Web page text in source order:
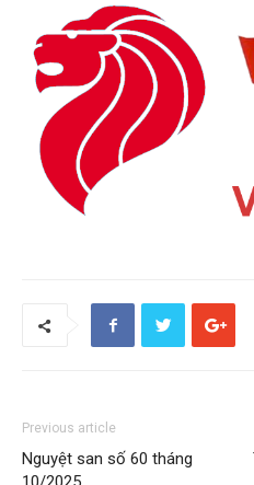
Previous article
Nguyệt san số 60 tháng